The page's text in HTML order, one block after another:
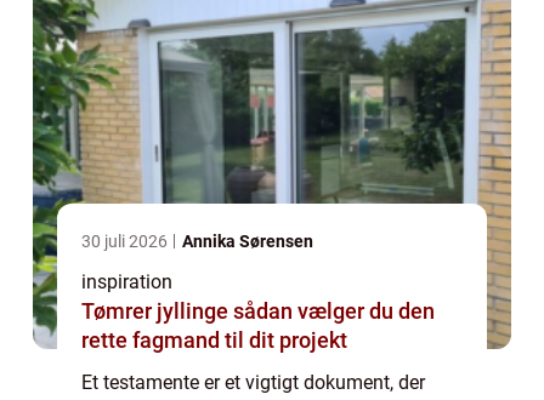
30 juli 2026 Annika Sørensen
inspiration
Tømrer jyllinge sådan vælger du den
rette fagmand til dit projekt
Et testamente er et vigtigt dokument, der